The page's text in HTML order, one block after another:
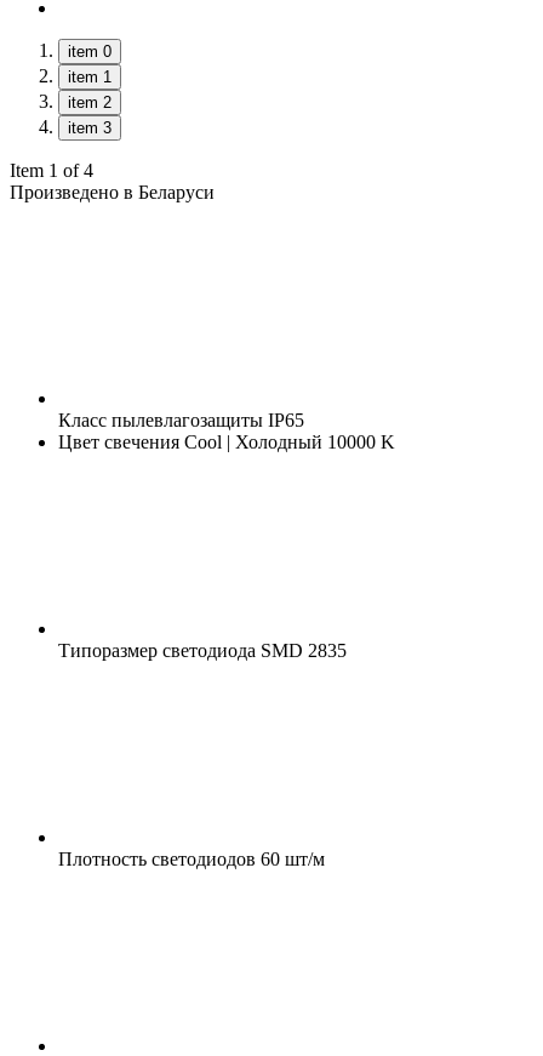
item 0
item 1
item 2
item 3
Item 1 of 4
Произведено в Беларуси
Класс пылевлагозащиты IP65
Цвет свечения Cool | Холодный 10000 K
Типоразмер светодиода SMD 2835
Плотность светодиодов 60 шт/м